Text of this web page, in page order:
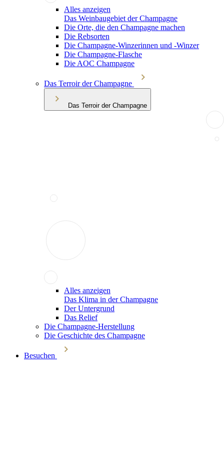
Alles anzeigen
Das Weinbaugebiet der Champagne
Die Orte, die den Champagne machen
Die Rebsorten
Die Champagne-Winzerinnen und -Winzer
Die Champagne-Flasche
Die AOC Champagne
Das Terroir der Champagne
Das Terroir der Champagne
Alles anzeigen
Das Klima in der Champagne
Der Untergrund
Das Relief
Die Champagne-Herstellung
Die Geschichte des Champagne
Besuchen